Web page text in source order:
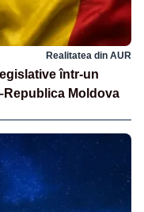
Realitatea din AUR
într-un
Moldova